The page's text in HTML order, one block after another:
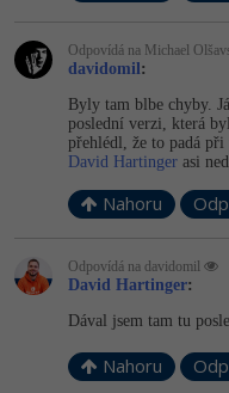
Více
Fórum
Kurzy e-
Datová analýza
Digitální
Kurzy designu
Photoshop -
Příběhy absolventů
Odpovídá na Michael
davidomil :
Byly tam blbe chyby.
poslední verzi, která
přehlédl, že to padá
David Hartinger asi
Nahoru
Odpovídá na davidomil
David Hartinger:
Dával jsem tam tu
Nahoru